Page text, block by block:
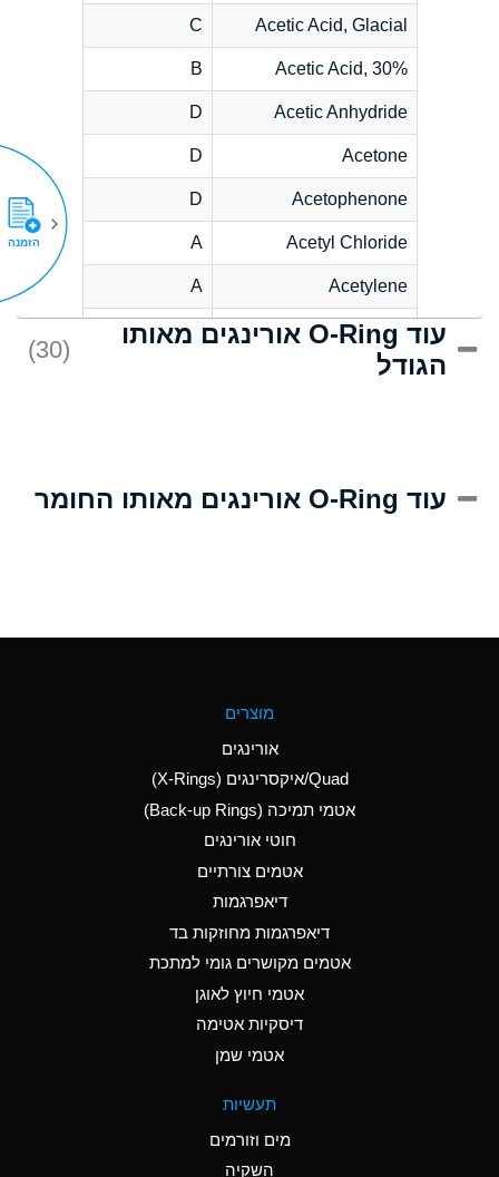
Acetic Acid, Glacial
C
Acetic Acid, 30%
B
Acetic Anhydride
D
Acetone
D
Acetophenone
D
Acetyl Chloride
A
Acetylene
A
Acrlylonitrile
C
Adipic Acid
(Aqueous)
Aluminum Nitrate
(Aqueous)
Aluminum Phosphate
Ammonia Anhydrous
D
Ammonia Gas (cold)
D
Ammonia Gas (hot)
עוד O-Ring אורינגים מאותו
הגודל
(30)
עוד O-Ring אורינגים מאותו החומר
מוצרים
אורינגים
Quad/איקסרינגים (X-Rings)
אטמי תמיכה (Back-up Rings)
חוטי אורינגים
אטמים צורתיים
דיאפרגמות
דיאפרגמות מחוזקות בד
אטמים מקושרים גומי למתכת
אטמי חיוץ לאוגן
דיסקיות אטימה
אטמי שמן
תעשיות
מים וזורמים
השקיה
הזמנה